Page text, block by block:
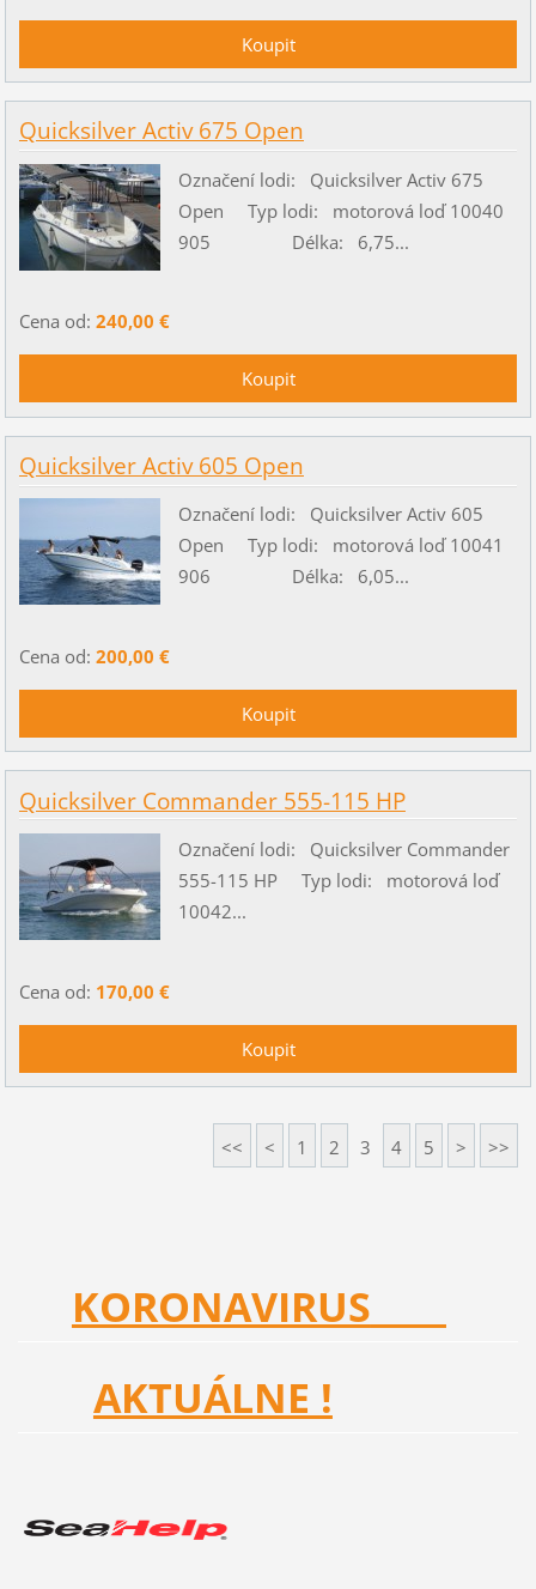
Quicksilver Activ 675 Open
Označení lodi: Quicksilver Activ 675
Open Typ lodi: motorová loď 10040
905 Délka: 6,75...
Cena od: 240,00 €
Quicksilver Activ 605 Open
Označení lodi: Quicksilver Activ 605
Open Typ lodi: motorová loď 10041
906 Délka: 6,05...
Cena od: 200,00 €
Quicksilver Commander 555-115 HP
Označení lodi: Quicksilver Commander
555-115 HP Typ lodi: motorová loď
10042...
Cena od: 170,00 €
<< < 1 2 3 4 5 > >>
KORONAVIRUS
AKTUÁLNE !